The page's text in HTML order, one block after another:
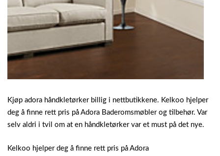
Kjøp adora håndkletørker billig i nettbutikkene. Kelkoo hjelper
deg å finne rett pris på Adora Baderomsmøbler og tilbehør. Var
selv aldri i tvil om at en håndkletørker var et must på det nye.
Kelkoo hjelper deg å finne rett pris på Adora